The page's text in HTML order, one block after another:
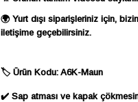
🌍 Yurt dışı siparişleriniz için,
iletişime geçebilirsiniz.
🏷 Ürün Kodu: A6K-Maun
✔️ Sap atması ve kapak